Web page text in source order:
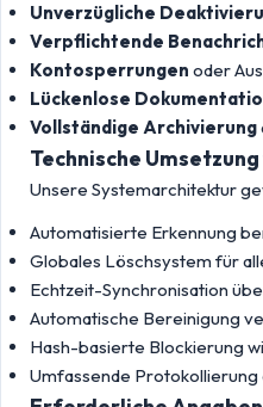
Unverzügliche
Verpflichtende
Kontosperrungen oder
Lückenlose
Vollständige Archivierung
Technische
Unsere Systemarchitektur
Automatisierte Erkennung
Globales Löschsystem für
Echtzeit-Synchronisation
Automatische Bereinigung
Hash-basierte Blockierung
Umfassende